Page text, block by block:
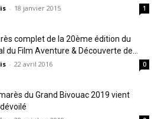
- 18 janvier 2015 1
complet de la 20ème édition du
du Film Aventure & Découverte de...
- 22 avril 2016 0
du Grand Bivouac 2019 vient